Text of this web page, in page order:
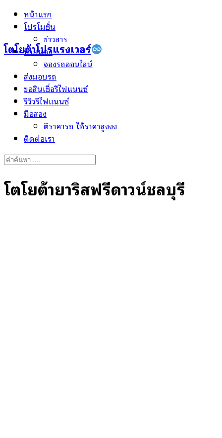
Skip
โตโยต้าโปรแรงเวอร์
หน้าแรก
โปรโมชั่น
ข่าวสาร
ป้ายแดง
จองรถออนไลน์
ส่งมอบรถ
ขอสินเชื่อรีไฟแนนซ์
รีวิวรีไฟแนนซ์
มือสอง
ตีราคารถ ให้ราคาสูงงง
ติดต่อเรา
Search
โตโยต้ายาริสฟรีดาวน์ชลบุรี